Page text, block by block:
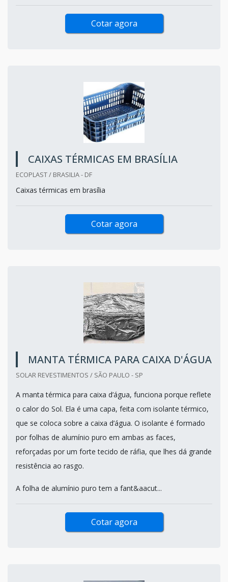
Cotar agora
CAIXAS TÉRMICAS EM BRASÍLIA
ECOPLAST / BRASILIA - DF
Caixas térmicas em brasília
Cotar agora
MANTA TÉRMICA PARA CAIXA D'ÁGUA
SOLAR REVESTIMENTOS / SÃO PAULO - SP
A manta térmica para caixa d’água, funciona porque reflete
o calor do Sol. Ela é uma capa, feita com isolante térmico,
que se coloca sobre a caixa d’água. O isolante é formado
por folhas de alumínio puro em ambas as faces,
reforçadas por um forte tecido de ráfia, que lhes dá grande
resistência ao rasgo.
A folha de alumínio puro tem a fant&aacut...
Cotar agora